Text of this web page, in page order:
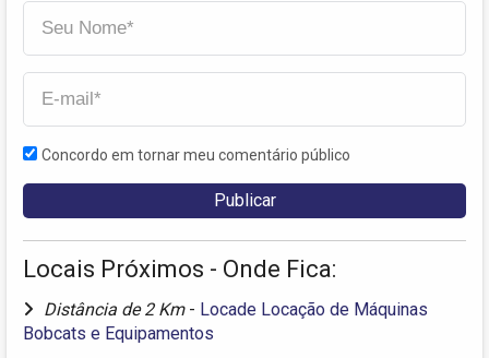
Concordo em tornar meu comentário público
Locais Próximos - Onde Fica:
Distância de 2 Km - Locade Locação de Máquinas
Bobcats e Equipamentos